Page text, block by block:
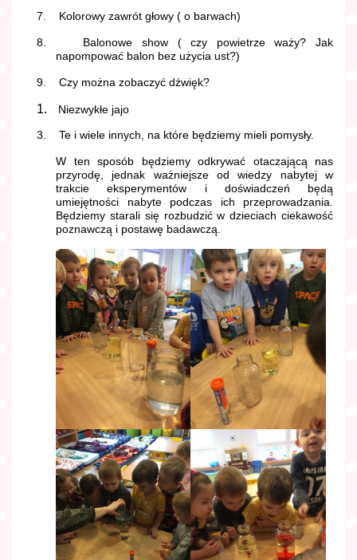
7. Kolorowy zawrót głowy ( o barwach)
8.
Balonowe show ( czy powietrze waży? Jak
napompować balon bez użycia ust?)
9. Czy można zobaczyć dźwięk?
1.
Niezwykłe jajo
3.
Te i wiele innych, na które będziemy mieli pomysły.
W ten sposób będziemy odkrywać otaczającą nas
przyrodę, jednak ważniejsze od wiedzy nabytej w
trakcie eksperymentów i doświadczeń będą
umiejętności nabyte podczas ich przeprowadzania.
Będziemy starali się rozbudzić w dzieciach ciekawość
poznawczą i postawę badawczą.